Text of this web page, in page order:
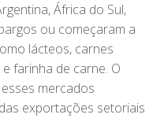
África do Sul,
ou começaram a
lácteos, carnes
farinha de carne. O
mercados
exportações setoriais